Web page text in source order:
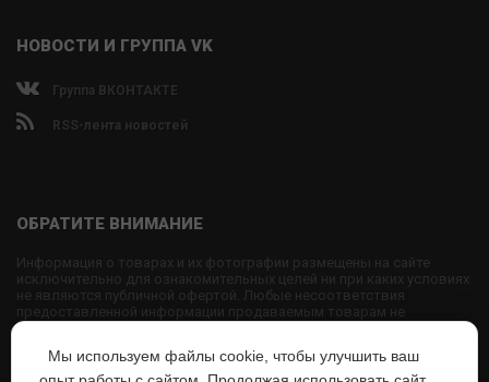
НОВОСТИ И ГРУППА VK
Группа ВКОНТАКТЕ
RSS-лента новостей
ОБРАТИТЕ ВНИМАНИЕ
Информация о товарах и их фотографии размещены на сайте
исключительно для ознакомительных целей ни при каких условиях
не являются публичной офертой. Любые несоответствия
предоставленной информации продаваемым товарам не
являются основанием для претензий, так как внешний вид и
свое усмотрение.
Мы используем файлы cookie, чтобы улучшить ваш